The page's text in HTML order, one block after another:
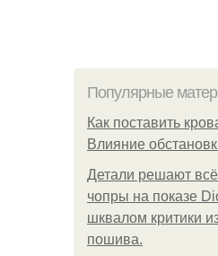
Популярные
Как поставить
Влияние
Детали решают
чопры на показе
шквалом критики
пошива.